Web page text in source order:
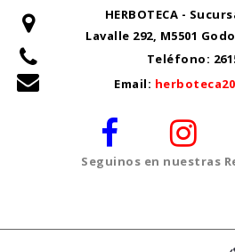
HERBOTECA -
Lavalle 292, M5501
Teléfono:
Email:
Seguinos en nuestras